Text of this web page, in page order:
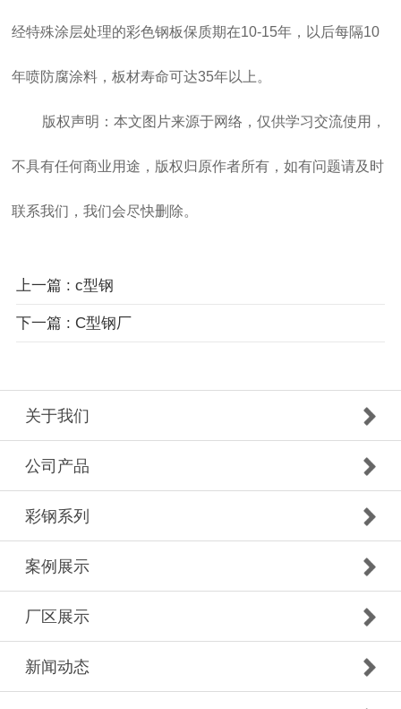
经特殊涂层处理的彩色钢板保质期在10-15年，以后每隔10
年喷防腐涂料，板材寿命可达35年以上。
版权声明：本文图片来源于网络，仅供学习交流使用，
不具有任何商业用途，版权归原作者所有，如有问题请及时
联系我们，我们会尽快删除。
上一篇 : c型钢
下一篇 : C型钢厂
关于我们
公司产品
彩钢系列
案例展示
厂区展示
新闻动态